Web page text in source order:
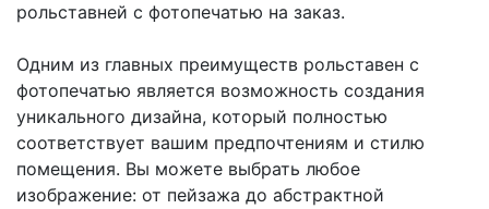
рольставней с фотопечатью на заказ.
Одним из главных преимуществ рольставен с
фотопечатью является возможность создания
уникального дизайна, который полностью
соответствует вашим предпочтениям и стилю
помещения. Вы можете выбрать любое
изображение: от пейзажа до абстрактной